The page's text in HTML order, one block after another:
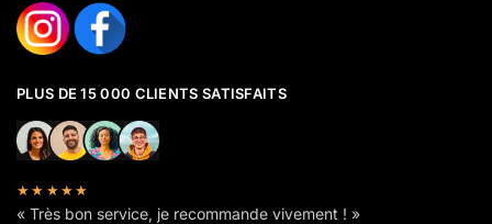
PLUS DE 15 000 CLIENTS SATISFAITS
★★★★★
« Très bon service, je recommande vivement ! »